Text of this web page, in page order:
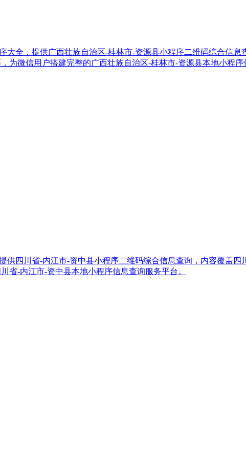
大全，提供广西壮族自治区-桂林市-资源县小程序二维码综合信
微信用户搭建完整的广西壮族自治区-桂林市-资源县本地小程序
供四川省-内江市-资中县小程序二维码综合信息查询，内容覆盖
省-内江市-资中县本地小程序信息查询服务平台。